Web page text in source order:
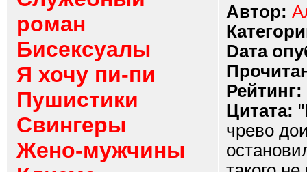
роман
Бисексуалы
Я хочу пи-пи
Пушистики
Свингеры
Жено-мужчины
Автор:
Dата
Рейтинг:
Цитата:
чрево